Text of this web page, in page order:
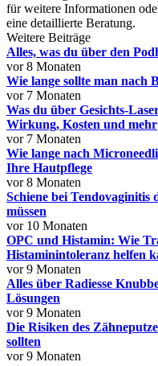
für weitere Informationen
eine detaillierte Beratung.
Weitere Beiträge
Alles, was du über den
vor 8 Monaten
Wie lange sollte man nach
vor 7 Monaten
Was du über Gesichts-
Wirkung, Kosten und mehr
vor 7 Monaten
Wie lange nach
Ihre Hautpflege
vor 8 Monaten
Schiene bei Tendovaginitis
müssen
vor 10 Monaten
OPC und Histamin: Wie
Histaminintoleranz helfen
vor 9 Monaten
Alles über Radiesse
Lösungen
vor 9 Monaten
Die Risiken des
sollten
vor 9 Monaten